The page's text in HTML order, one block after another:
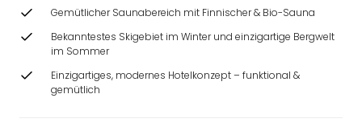
Gemütlicher Saunabereich mit Finnischer & Bio-Sauna
Bekanntestes Skigebiet im Winter und einzigartige Bergwelt
im Sommer
Einzigartiges, modernes Hotelkonzept – funktional &
gemütlich